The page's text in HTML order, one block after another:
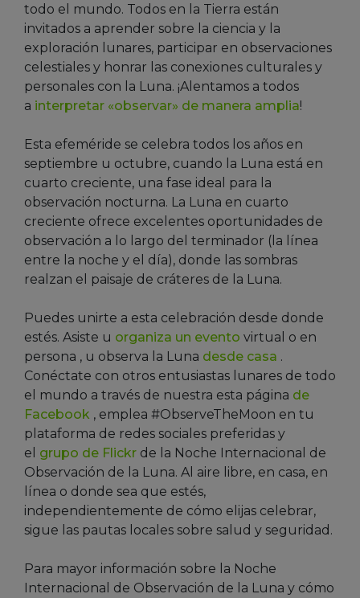
todo el mundo. Todos en la Tierra están
invitados a aprender sobre la ciencia y la
exploración lunares, participar en observaciones
celestiales y honrar las conexiones culturales y
personales con la Luna. ¡Alentamos a todos
a interpretar «observar» de manera amplia!
Esta efeméride se celebra todos los años en
septiembre u octubre, cuando la Luna está en
cuarto creciente, una fase ideal para la
observación nocturna. La Luna en cuarto
creciente ofrece excelentes oportunidades de
observación a lo largo del terminador (la línea
entre la noche y el día), donde las sombras
realzan el paisaje de cráteres de la Luna.
Puedes unirte a esta celebración desde donde
estés. Asiste u organiza un evento virtual o en
persona , u observa la Luna desde casa .
Conéctate con otros entusiastas lunares de todo
el mundo a través de nuestra esta página de
Facebook , emplea #ObserveTheMoon en tu
plataforma de redes sociales preferidas y
el grupo de Flickr de la Noche Internacional de
Observación de la Luna. Al aire libre, en casa, en
línea o donde sea que estés,
independientemente de cómo elijas celebrar,
sigue las pautas locales sobre salud y seguridad.
Para mayor información sobre la Noche
Internacional de Observación de la Luna y cómo